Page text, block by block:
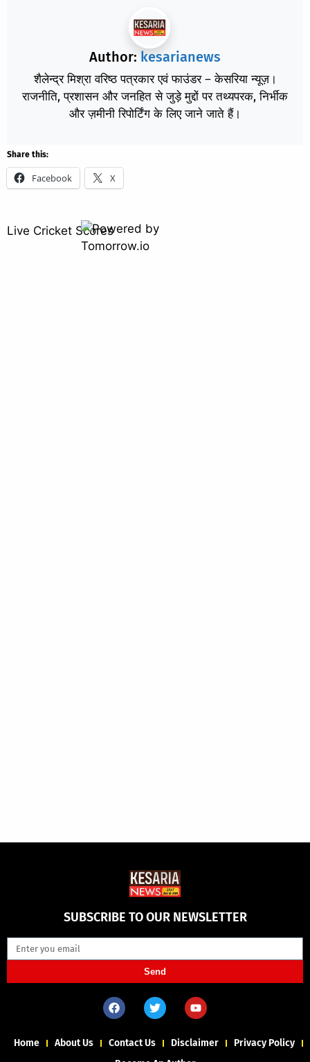
Author: kesarianews
शैलेन्द्र मिश्रा वरिष्ठ पत्रकार एवं फाउंडर – केसरिया न्यूज़।
राजनीति, प्रशासन और जनहित से जुड़े मुद्दों पर तथ्यपरक, निर्भीक
और ज़मीनी रिपोर्टिंग के लिए जाने जाते हैं।
Share this:
Facebook X
Live Cricket Scores
SUBSCRIBE TO OUR NEWSLETTER
Send
Home About Us Contact Us Disclaimer
Privacy Policy